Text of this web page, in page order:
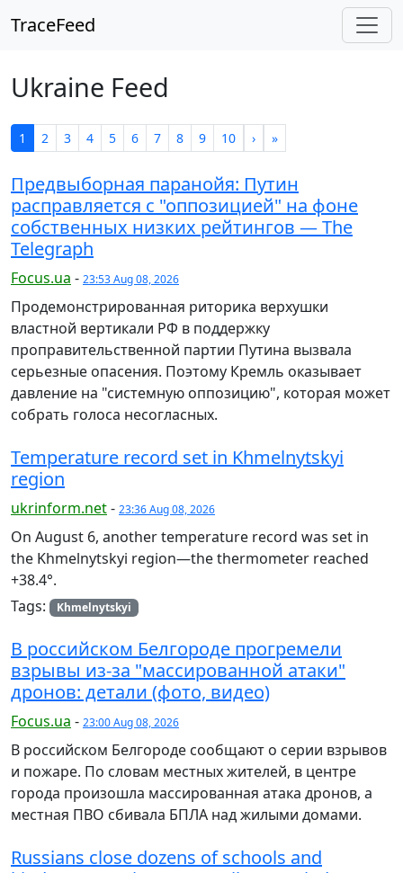
TraceFeed
Ukraine Feed
1 2 3 4 5 6 7 8 9 10 › »
Предвыборная паранойя: Путин
расправляется с "оппозицией" на фоне
собственных низких рейтингов — The
Telegraph
Focus.ua - 23:53 Aug 08, 2026
Продемонстрированная риторика верхушки
властной вертикали РФ в поддержку
проправительственной партии Путина вызвала
серьезные опасения. Поэтому Кремль оказывает
давление на "системную оппозицию", которая может
собрать голоса несогласных.
Temperature record set in Khmelnytskyi
region
ukrinform.net- 23:36 Aug 08, 2026
On August 6, another temperature record was set in
the Khmelnytskyi region—the thermometer reached
+38.4°.
Tags:
Khmelnytskyi
В российском Белгороде прогремели
взрывы из-за "массированной атаки"
дронов: детали (фото, видео)
Focus.ua - 23:00 Aug 08, 2026
В российском Белгороде сообщают о серии взрывов
и пожаре. По словам местных жителей, в центре
города произошла массированная атака дронов, а
местная ПВО сбивала БПЛА над жилыми домами.
Russians close dozens of schools and